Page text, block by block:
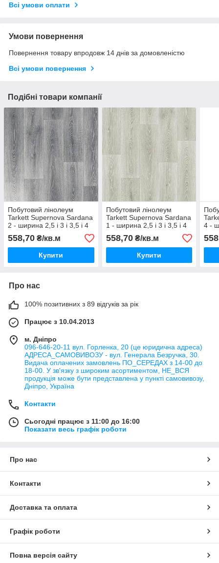
Всі умови оплати
Умови повернення
Повернення товару впродовж 14 днів за домовленістю
Всі умови повернення
Подібні товари компанії
Побутовий лінолеум
Tarkett Supernova Sardana
2 - ширина 2,5 і 3 і 3,5 і 4
метри
558,70 ₴/кв.м
Купити
Побутовий лінолеум
Tarkett Supernova Sardana
1 - ширина 2,5 і 3 і 3,5 і 4
метри
558,70₴/кв.м
Купити
4 -
Про нас
100% позитивних з 89 відгуків за рік
Працює з 10.04.2013
м. Дніпро
096-646-20-11 вул. Горленка, 20 (це юридична адреса)
АДРЕСА_САМОВИВОЗУ - вул. Генерала Безручка, 30.
Видача оплачених замовлень ПО_СЕРЕДАХ з 14-00 до
18-00. У зв'язку з широким асортиментом, НЕ_ВСЯ
продукція може бути представлена у пункті самовивозу,
Дніпро, Україна
Контакти
Сьогодні працює з 11:00 до 16:00
Показати весь графік роботи
Про нас
Контакти
Доставка та оплата
Графік роботи
Повна версія сайту